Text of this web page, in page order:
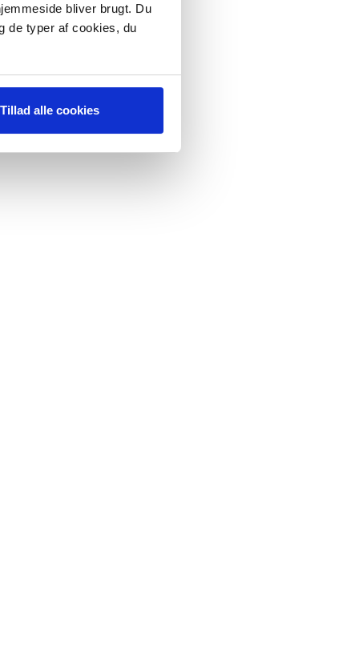
bliver brugt. Du
de typer af cookies, du
Tillad alle cookies